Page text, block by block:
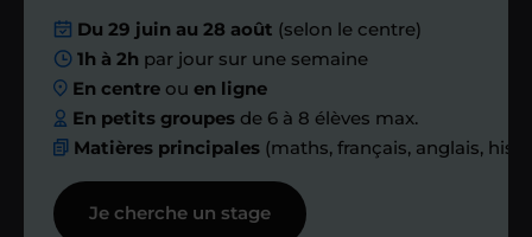
Nous planifions
ensemble des
échanges réguliers
Afin de suivre le travail et les progrès
réalisés, votre enseignant et moi-
Du 29 juin au 28 août (selon le centre)
1h à 2h par jour sur une semaine
En centre ouen ligne
En petits groupes de 6 à 8 élèves max.
Matières principales (maths, français, anglais,
Je cherche un stage